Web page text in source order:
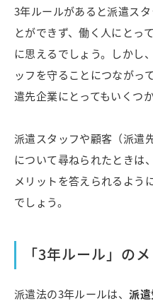
3年ルールがあると派遣ス
とができず、働く人にとっ
に思えるでしょう。しかし
ッフを守ることにつながっ
遣先企業にとってもいくつ
派遣スタッフや顧客（派遣
について尋ねられたときは
メリットを答えられるよう
でしょう。
「3年ルール」の
派遣法の3年ルールは、派